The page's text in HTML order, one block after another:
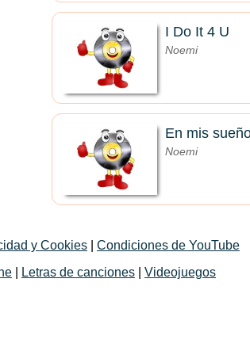
I Do It 4 U
Noemi
En mis
Noemi
y Cookies
Condiciones de YouTube
Letras de canciones Videojuegos